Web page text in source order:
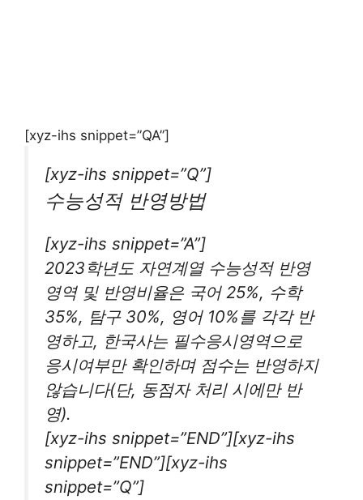
[xyz-ihs snippet=”QA”]
[xyz-ihs snippet=”Q”]
수능성적 반영방법
[xyz-ihs snippet=”A”]
2023학년도 자연계열 수능성적 반영
영역 및 반영비율은 국어 25%, 수학
35%, 탐구 30%, 영어 10%를 각각 반
영하고, 한국사는 필수응시영역으로
응시여부만 확인하며 점수는 반영하지
않습니다(단, 동점자 처리 시에만 반
영).
[xyz-ihs snippet=”END”][xyz-ihs
snippet=”END”][xyz-ihs
snippet=”Q”]